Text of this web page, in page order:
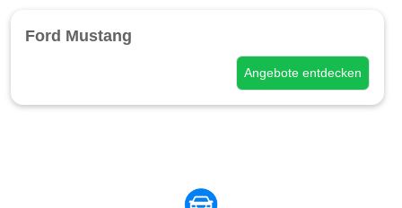
Ford Mustang
Angebote entdecken